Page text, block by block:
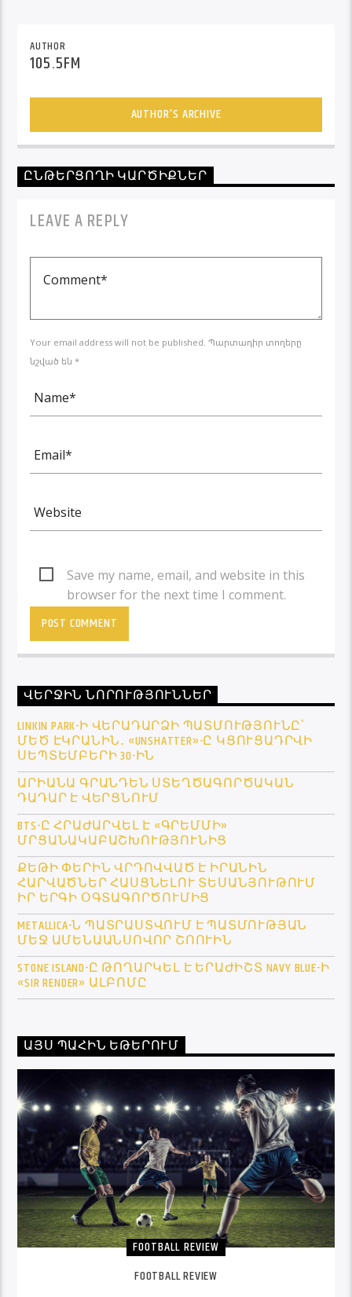
AUTHOR
105.5FM
AUTHOR'S ARCHIVE
ԸՆԹԵՐՑՈՂԻ ԿԱՐԾԻՔՆԵՐ
LEAVE A REPLY
Your email address will not be published. Պարտադիր տողերը
նշված են *
Save my name, email, and website in this
browser for the next time I comment.
ՎԵՐՋԻՆ ՆՈՐՈՒԹՅՈՒՆՆԵՐ
LINKIN PARK-Ի ՎԵՐԱԴԱՐՁԻ ՊԱՏՄՈՒԹՅՈՒՆԸ՝
ՄԵԾ ԷԿՐԱՆԻՆ․ «UNSHATTER»-Ը ԿՑՈՒՑԱԴՐՎԻ
ՍԵՊՏԵՄԲԵՐԻ 30-ԻՆ
ԱՐԻԱՆԱ ԳՐԱՆԴԵՆ ՍՏԵՂԾԱԳՈՐԾԱԿԱՆ
ԴԱԴԱՐ Է ՎԵՐՑՆՈՒՄ
BTS-Ը ՀՐԱԺԱՐՎԵԼ Է «ԳՐԵՄՄԻ»
ՄՐՑԱՆԱԿԱԲԱՇԽՈՒԹՅՈՒՆԻՑ
ՔԵԹԻ ՓԵՐԻՆ ՎՐԴՈՎՎԱԾ Է ԻՐԱՆԻՆ
ՀԱՐՎԱԾՆԵՐ ՀԱՍՑՆԵԼՈՒ ՏԵՍԱՆՅՈՒԹՈՒՄ
ԻՐ ԵՐԳԻ ՕԳՏԱԳՈՐԾՈՒՄԻՑ
METALLICA-Ն ՊԱՏՐԱՍՏՎՈՒՄ Է ՊԱՏՄՈՒԹՅԱՆ
ՄԵՋ ԱՄԵՆԱԱՆՍՈՎՈՐ ՇՈՈՒԻՆ
STONE ISLAND-Ը ԹՈՂԱՐԿԵԼ Է ԵՐԱԺԻՇՏ NAVY BLUE-Ի
«SIR RENDER» ԱԼԲՈՄԸ
ԱՅՍ ՊԱՀԻՆ ԵԹԵՐՈՒՄ
FOOTBALL REVIEW
FOOTBALL REVIEW